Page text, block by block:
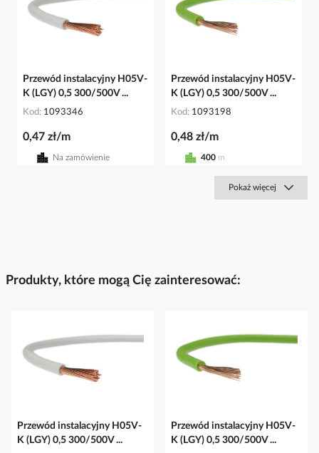
Przewód instalacyjny H05V-
K (LGY) 0,5 300/500V ...
Kod 1093346
0,47 zł/m
Na zamówienie
Przewód instalacyjny H05V-
K (LGY) 0,5 300/500V ...
Kod 1093198
0,48 zł/m
400 m
Pokaż więcej
Produkty, które mogą Cię zainteresować:
Przewód instalacyjny H05V-
K (LGY) 0,5 300/500V ...
Przewód instalacyjny H05V-
K (LGY) 0,5 300/500V ...